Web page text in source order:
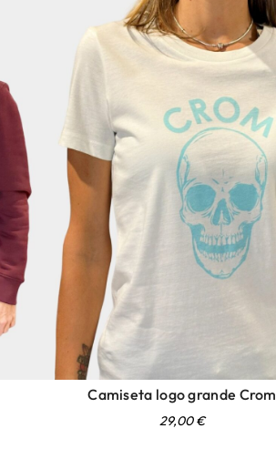
Camiseta logo grande Crom
29,00€